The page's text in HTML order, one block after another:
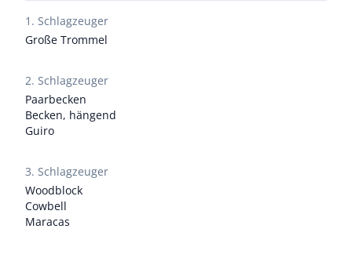
1. Schlagzeuger
Große Trommel
2. Schlagzeuger
Paarbecken
Becken, hängend
Guiro
3. Schlagzeuger
Woodblock
Cowbell
Maracas